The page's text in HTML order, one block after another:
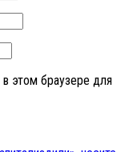
этом браузере для